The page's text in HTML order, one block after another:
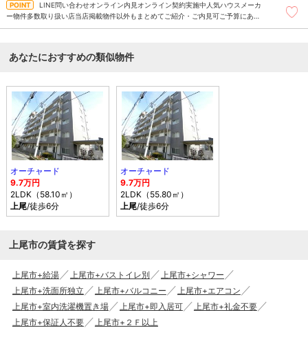
LINE問い合わせオンライン内見オンライン契約実施中人気ハウスメーカ
ー物件多数取り扱い店当店掲載物件以外もまとめてご紹介・ご内見可ご予算にあっ
あなたにおすすめの類似物件
オーチャード
9.7万円
2LDK（58.10㎡）
上尾/徒歩6分
オーチャード
9.7万円
2LDK（55.80㎡）
上尾/徒歩6分
上尾市の賃貸を探す
上尾市+給湯 上尾市+バストイレ別
上尾市+シャワー
上尾市+洗面所独立
上尾市+バルコニー
上尾市+エアコン
上尾市+室内洗濯機置き場
上尾市+即入居可
上尾市+礼金不要
上尾市+保証人不要
上尾市+２Ｆ以上